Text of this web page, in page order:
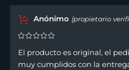
Anónimo (propietario
El producto es original, el
muy cumplidos con la